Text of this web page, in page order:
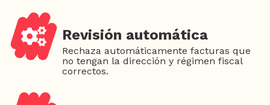
Revisión automática
Rechaza automáticamente facturas que
no tengan la dirección y régimen fiscal
correctos.